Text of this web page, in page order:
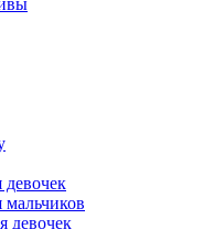
девочек
девочек